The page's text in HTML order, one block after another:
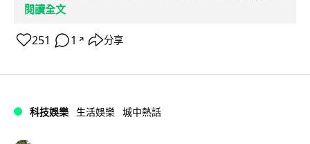
閱讀全文
251 1 ↗ 分享
科技娛樂 生活娛樂 城中熱話